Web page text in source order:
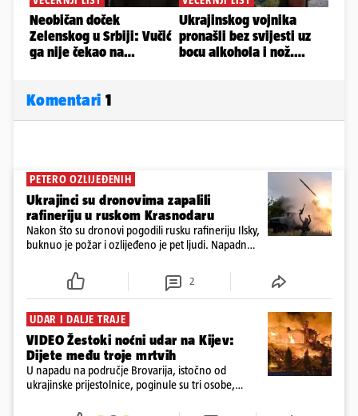
Komentari 1
PETERO OZLIJEĐENIH
Ukrajinci su dronovima zapalili
rafineriju u ruskom Krasnodaru
Nakon što su dronovi pogodili rusku rafineriju Ilsky,
buknuo je požar i ozlijeđeno je pet ljudi. Napadnut
srušila 397 dronova
2
UDAR I DALJE TRAJE
VIDEO Žestoki noćni udar na Kijev:
Dijete među troje mrtvih
U napadu na područje Brovarija, istočno od
ukrajinske prijestolnice, poginule su tri osobe,